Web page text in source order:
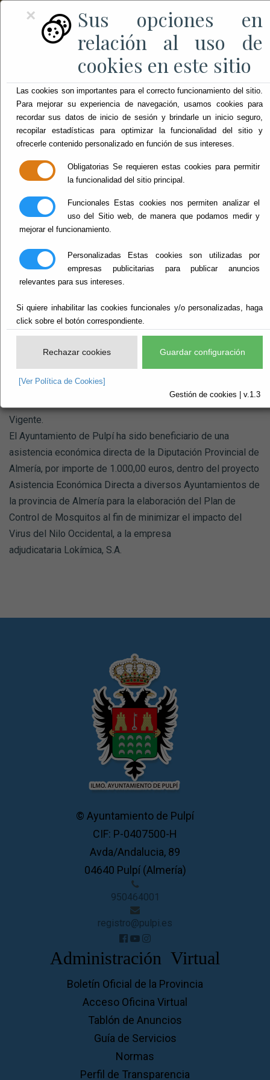
×
Sus opciones en
relación al uso de
cookies en este sitio
Las cookies son importantes para el correcto funcionamiento del sitio.
Para mejorar su experiencia de navegación, usamos cookies para
recordar sus datos de inicio de sesión y brindarle un inicio seguro,
recopilar estadísticas para optimizar la funcionalidad del sitio y
ofrecerle contenido personalizado en función de sus intereses.
Obligatorias Se requieren estas cookies para permitir
la funcionalidad del sitio principal.
Funcionales Estas cookies nos permiten analizar el
uso del Sitio web, de manera que podamos medir y
mejorar el funcionamiento.
Personalizadas Estas cookies son utilizadas por
empresas publicitarias para publicar anuncios
relevantes para sus intereses.
Si quiere inhabilitar las cookies funcionales y/o personalizadas, haga
click sobre el botón correspondiente.
Rechazar cookies Guardar configuración
[Ver Política de Cookies]
Gestión de cookies | v.1.3
Plan de Control de
Mosquitos en Pulpí
Vigente.
El Ayuntamiento de Pulpí ha sido beneficiario de una
asistencia económica directa de la Diputación Provincial de
Almería, por importe de 1.000,00 euros, dentro del proyecto
Asistencia Económica Directa a diversos Ayuntamientos de
la provincia de Almería para la elaboración del Plan de
Control de Mosquitos al fin de minimizar el impacto del
Virus del Nilo Occidental, a la empresa
adjudicataria Lokímica, S.A.
© Ayuntamiento de Pulpí
CIF: P-0407500-H
Avda/Andalucia, 89
04640 Pulpí (Almería)
950464001
registro@pulpi.es
Administración Virtual
Boletín Oficial de la Provincia
Acceso Oficina Virtual
Tablón de Anuncios
Guía de Servicios
Normas
Perfil de Transparencia